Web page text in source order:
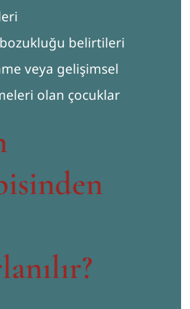
belirtileri
veya gelişimsel
olan çocuklar